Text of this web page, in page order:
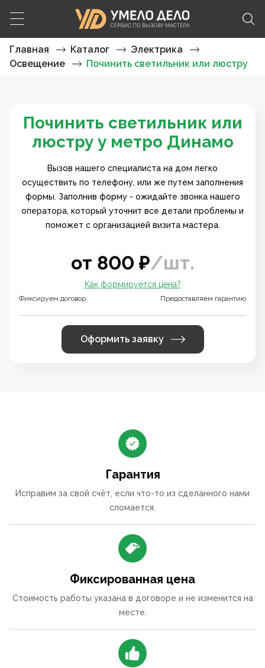
Главная Каталог
Электрика
Освещение
Починить светильник или люстру
Починить светильник или
люстру у метро Динамо
Вызов нашего специалиста на дом легко
осуществить по телефону, или же путем заполнения
формы. Заполнив форму - ожидайте звонка нашего
оператора, который уточнит все детали проблемы и
поможет с организацией визита мастера.
от 800 ₽/шт.
Фиксируем договор
Как формируется цена?
Предоставляем гарантию
Оформить заявку
Гарантия
Исправим за свой счёт, если что-то из сделанного нами
сломается.
Фиксированная цена
Стоимость работы указана в договоре и не изменится на
месте.